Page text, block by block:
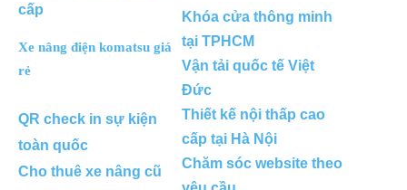
cấp
Xe nâng điện komatsu giá
rẻ
QR check in sự kiện
toàn quốc
Cho thuê xe nâng cũ
Khóa cửa thông minh
tại TPHCM
Vận tải quốc tế Việt
Đức
Thiết kế nội thấp cao
cấp tại Hà Nội
Chăm sóc website theo